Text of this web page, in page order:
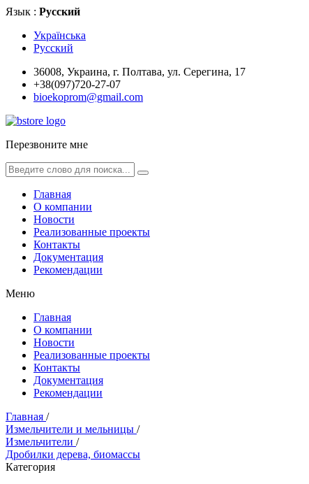
Язык : Русский
Українська
Русский
36008, Украина, г. Полтава, ул. Серегина, 17
+38(097)720-27-07
bioekoprom@gmail.com
Перезвоните мне
Главная
О компании
Новости
Реализованные проекты
Контакты
Документация
Рекомендации
Меню
Главная
О компании
Новости
Реализованные проекты
Контакты
Документация
Рекомендации
Главная /
Измельчители и мельницы /
Измельчители /
Дробилки дерева, биомассы
Категория